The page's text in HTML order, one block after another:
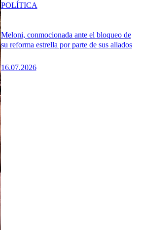
Meloni, conmocionada ante el bloqueo de
su reforma estrella por parte de sus aliados
16.07.2026
POLÍTICA